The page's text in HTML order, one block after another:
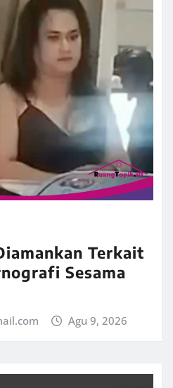
Terkait
Sesama
Agu 9, 2026